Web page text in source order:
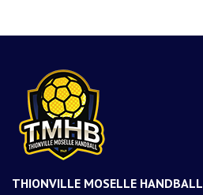
THIONVILLE MOSELLE HANDBALL